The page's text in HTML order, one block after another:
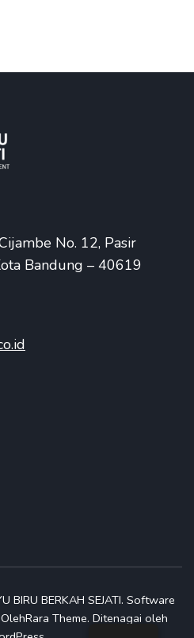
No. 12, Pasir
Bandung – 40619
BIRU BERKAH SEJATI. Software
Rara Theme. Ditenagai oleh